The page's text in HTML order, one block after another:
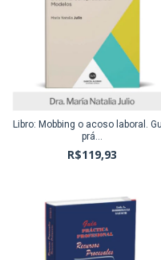
Libro: Mobbing o acoso laboral.
prá...
R$119,93